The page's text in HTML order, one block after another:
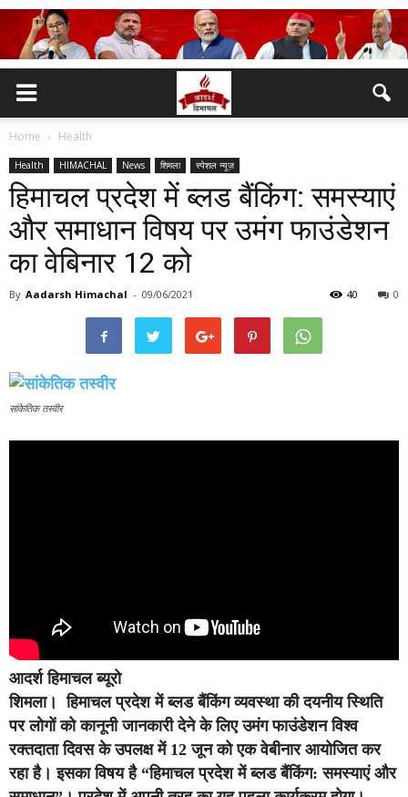
Home Health
Health HIMACHAL News शिमला स्पेशल न्यूज़
हिमाचल प्रदेश में ब्लड बैंकिंग: समस्याएं
और समाधान विषय पर उमंग फाउंडेशन
का वेबिनार 12 को
By Aadarsh Himachal - 09/06/2021 0
40
सांकेतिक तस्वीर
आदर्श हिमाचल ब्यूरो
शिमला। हिमाचल प्रदेश में ब्लड बैंकिंग व्यवस्था की दयनीय स्थिति
पर लोगों को कानूनी जानकारी देने के लिए उमंग फाउंडेशन विश्व
रक्तदाता दिवस के उपलक्ष में 12 जून को एक वेबीनार आयोजित कर
रहा है। इसका विषय है “हिमाचल प्रदेश में ब्लड बैंकिंग: समस्याएं और